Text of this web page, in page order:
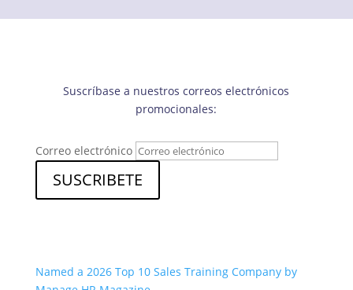
Suscríbase a nuestros correos electrónicos
promocionales:
Correo electrónico
SUSCRIBETE
Named a 2026 Top 10 Sales Training Company by